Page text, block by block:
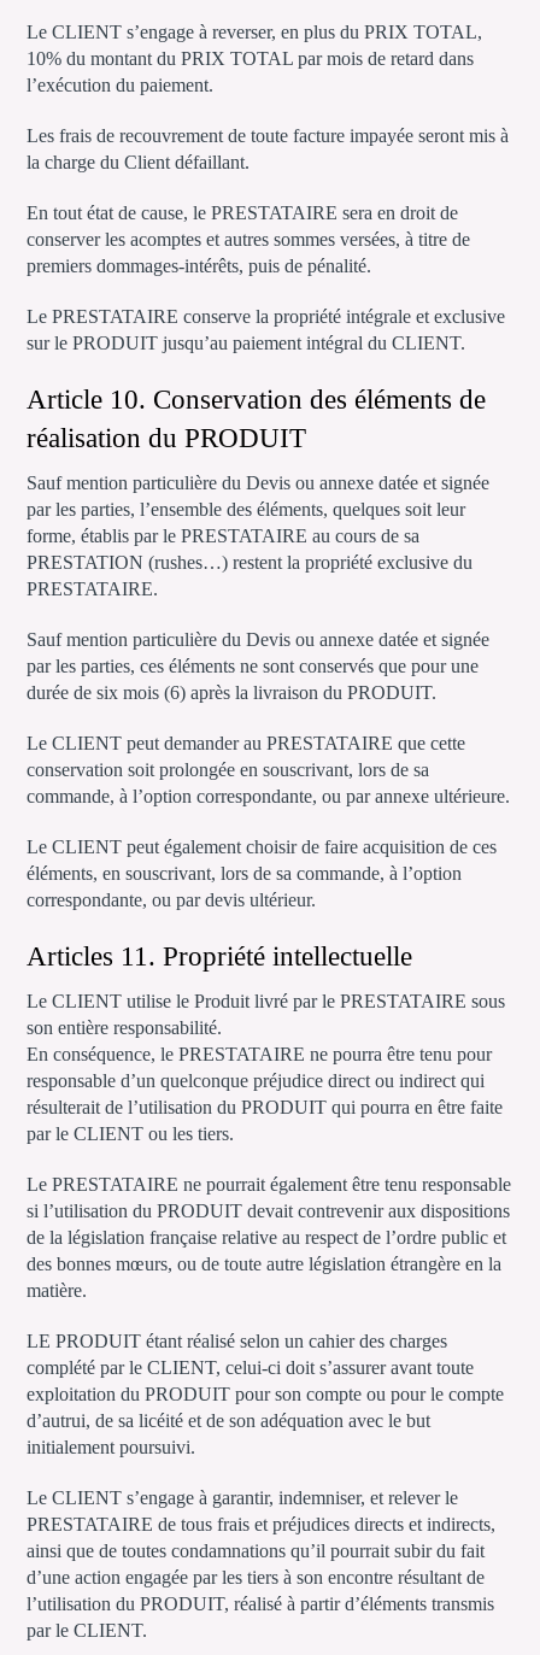
Le CLIENT s’engage à reverser, en plus du PRIX TOTAL,
10% du montant du PRIX TOTAL par mois de retard dans
l’exécution du paiement.
Les frais de recouvrement de toute facture impayée seront mis à
la charge du Client défaillant.
En tout état de cause, le PRESTATAIRE sera en droit de
conserver les acomptes et autres sommes versées, à titre de
premiers dommages-intérêts, puis de pénalité.
Le PRESTATAIRE conserve la propriété intégrale et exclusive
sur le PRODUIT jusqu’au paiement intégral du CLIENT.
Article 10. Conservation des éléments de
réalisation du PRODUIT
Sauf mention particulière du Devis ou annexe datée et signée
par les parties, l’ensemble des éléments, quelques soit leur
forme, établis par le PRESTATAIRE au cours de sa
PRESTATION (rushes…) restent la propriété exclusive du
PRESTATAIRE.
Sauf mention particulière du Devis ou annexe datée et signée
par les parties, ces éléments ne sont conservés que pour une
durée de six mois (6) après la livraison du PRODUIT.
Le CLIENT peut demander au PRESTATAIRE que cette
conservation soit prolongée en souscrivant, lors de sa
commande, à l’option correspondante, ou par annexe ultérieure.
Le CLIENT peut également choisir de faire acquisition de ces
éléments, en souscrivant, lors de sa commande, à l’option
correspondante, ou par devis ultérieur.
Articles 11. Propriété intellectuelle
Le CLIENT utilise le Produit livré par le PRESTATAIRE sous
son entière responsabilité.
En conséquence, le PRESTATAIRE ne pourra être tenu pour
responsable d’un quelconque préjudice direct ou indirect qui
résulterait de l’utilisation du PRODUIT qui pourra en être faite
par le CLIENT ou les tiers.
Le PRESTATAIRE ne pourrait également être tenu responsable
si l’utilisation du PRODUIT devait contrevenir aux dispositions
de la législation française relative au respect de l’ordre public et
des bonnes mœurs, ou de toute autre législation étrangère en la
matière.
LE PRODUIT étant réalisé selon un cahier des charges
complété par le CLIENT, celui-ci doit s’assurer avant toute
exploitation du PRODUIT pour son compte ou pour le compte
d’autrui, de sa licéité et de son adéquation avec le but
initialement poursuivi.
Le CLIENT s’engage à garantir, indemniser, et relever le
PRESTATAIRE de tous frais et préjudices directs et indirects,
ainsi que de toutes condamnations qu’il pourrait subir du fait
d’une action engagée par les tiers à son encontre résultant de
l’utilisation du PRODUIT, réalisé à partir d’éléments transmis
par le CLIENT.